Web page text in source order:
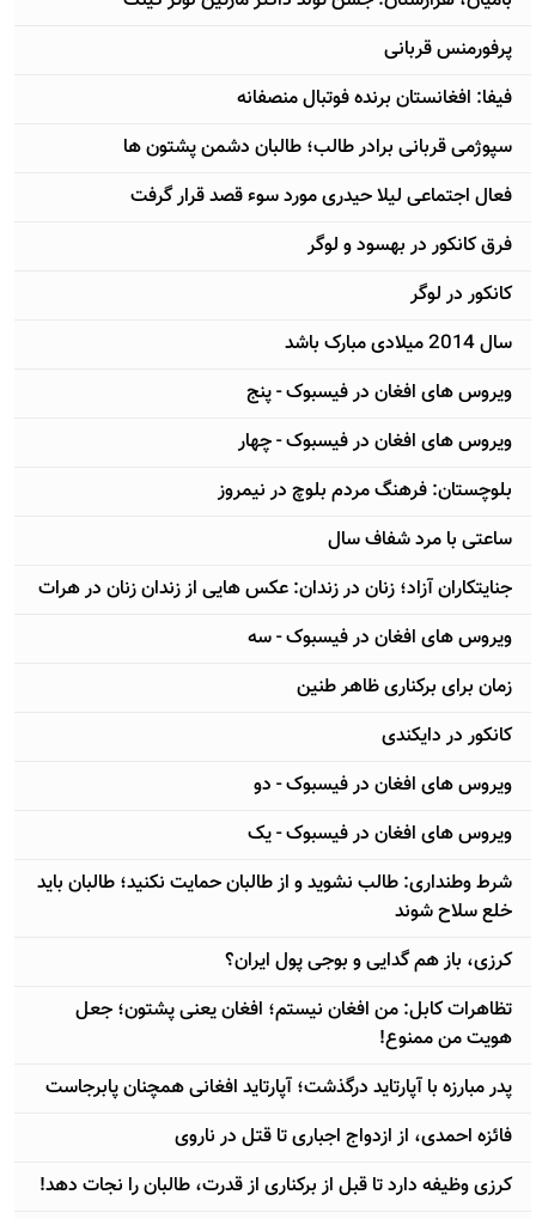
پرفورمنس قربانی
فیفا: افغانستان برنده فوتبال منصفانه
سپوژمى قربانی برادر طالب؛ طالبان دشمن پشتون ها
فعال اجتماعی لیلا حیدری مورد سوء قصد قرار گرفت
فرق کانکور در بهسود و لوگر
کانکور در لوگر
سال 2014 میلادی مبارک باشد
ویروس های افغان در فیسبوک - پنج
ویروس های افغان در فیسبوک - چهار
بلوچستان: فرهنگ مردم بلوچ در نیمروز
ساعتی با مرد شفاف سال
جنایتکاران آزاد؛ زنان در زندان: عکس هایی از زندان زنان در هرات
ویروس های افغان در فیسبوک - سه
زمان برای برکناری ظاهر طنین
کانکور در دایکندی
ویروس های افغان در فیسبوک - دو
ویروس های افغان در فیسبوک - یک
شرط وطنداری: طالب نشوید و از طالبان حمایت نکنید؛ طالبان باید
خلع سلاح شوند
کرزی، باز هم گدایی و بوجی پول ایران؟
تظاهرات کابل: من افغان نیستم؛ افغان یعنی پشتون؛ جعل
هویت من ممنوع!
پدر مبارزه با آپارتاید درگذشت؛ آپارتاید افغانی همچنان پابرجاست
فائزه احمدی، از ازدواج اجباری تا قتل در ناروی
کرزی وظیفه دارد تا قبل از برکناری از قدرت، طالبان را نجات دهد!